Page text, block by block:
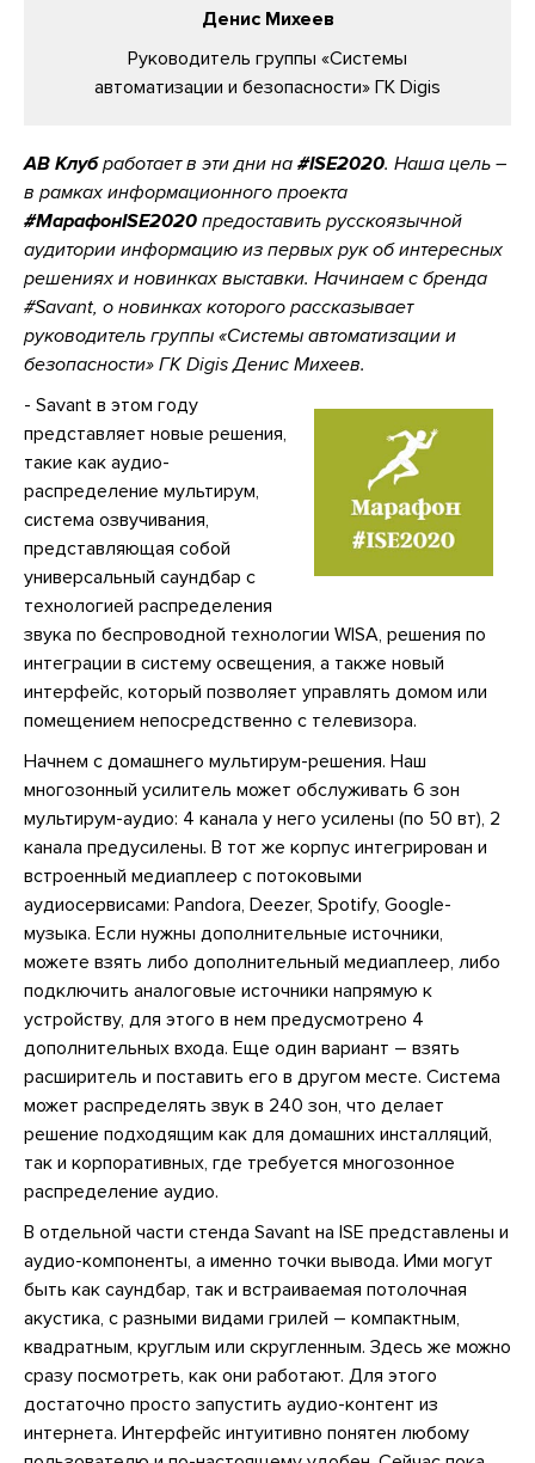
Денис Михеев
Руководитель группы «Системы
автоматизации и безопасности» ГК Digis
АВ Клубработает в эти дни на #ISE2020. Наша цель –
в рамках информационного проекта
#МарафонISE2020 предоставить русскоязычной
аудитории информацию из первых рук об интересных
решениях и новинках выставки. Начинаем с бренда
#Savant, о новинках которого рассказывает
руководитель группы «Системы автоматизации и
безопасности» ГК Digis Денис Михеев.
- Savant в этом году
представляет новые решения,
такие как аудио-
распределение мультирум,
система озвучивания,
представляющая собой
универсальный саундбар с
технологией распределения
звука по беспроводной технологии WISA, решения по
интеграции в систему освещения, а также новый
интерфейс, который позволяет управлять домом или
помещением непосредственно с телевизора.
Начнем с домашнего мультирум-решения. Наш
многозонный усилитель может обслуживать 6 зон
мультирум-аудио: 4 канала у него усилены (по 50 вт), 2
канала предусилены. В тот же корпус интегрирован и
встроенный медиаплеер с потоковыми
аудиосервисами: Pandora, Deezer, Spotify, Google-
музыка. Если нужны дополнительные источники,
можете взять либо дополнительный медиаплеер, либо
подключить аналоговые источники напрямую к
устройству, для этого в нем предусмотрено 4
дополнительных входа. Еще один вариант – взять
расширитель и поставить его в другом месте. Система
может распределять звук в 240 зон, что делает
решение подходящим как для домашних инсталляций,
так и корпоративных, где требуется многозонное
распределение аудио.
В отдельной части стенда Savant на ISE представлены и
аудио-компоненты, а именно точки вывода. Ими могут
быть как саундбар, так и встраиваемая потолочная
акустика, с разными видами грилей – компактным,
квадратным, круглым или скругленным. Здесь же можно
сразу посмотреть, как они работают. Для этого
достаточно просто запустить аудио-контент из
интернета. Интерфейс интуитивно понятен любому